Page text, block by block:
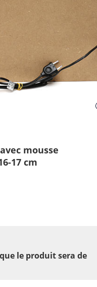
mousse
17 cm
le produit sera de